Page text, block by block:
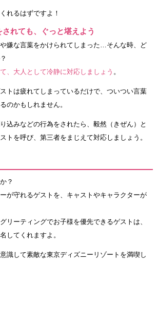
れるはずですよ！
れても、ぐっと堪えよう
嫌な言葉をかけられてしまった…そんな時、ど
、大人として冷静に対応しましょう 。
トは疲れてしまっているだけで、ついつい言葉
のかもしれません。
込みなどの行為をされたら、毅然（きぜん）と
トを呼び、第三者をまじえて対応しましょう。
？
が守れるゲストを、キャストやキャラクターが
リーティングでお子様を優先できるゲストは、
してくれますよ。
識して素敵な東京ディズニーリゾートを満喫し